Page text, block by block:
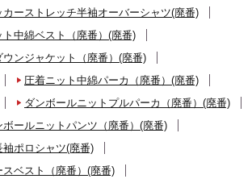
カーストレッチ半袖オーバーシャツ(廃番)
ト中綿ベスト（廃番）(廃番)
ウンジャケット（廃番）(廃番)
圧着ニット中綿パーカ（廃番）(廃番)
ダンボールニットプルパーカ（廃番）(廃番)
ボールニットパンツ（廃番）(廃番)
ポロシャツ(廃番)
スベスト（廃番）(廃番)